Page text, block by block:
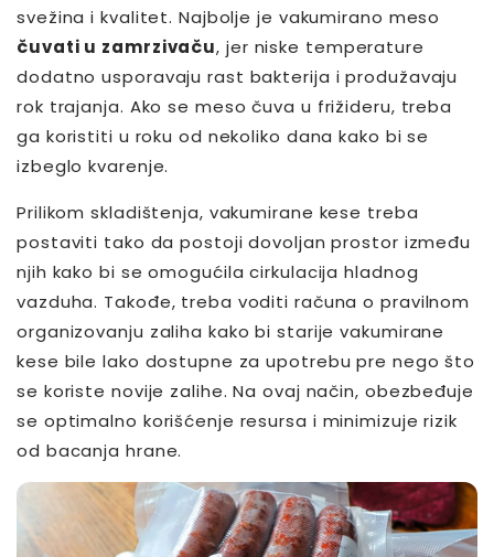
svežina i kvalitet. Najbolje je vakumirano meso
čuvati u zamrzivaču, jer niske temperature
dodatno usporavaju rast bakterija i produžavaju
rok trajanja. Ako se meso čuva u frižideru, treba
ga koristiti u roku od nekoliko dana kako bi se
izbeglo kvarenje.
Prilikom skladištenja, vakumirane kese treba
postaviti tako da postoji dovoljan prostor između
njih kako bi se omogućila cirkulacija hladnog
vazduha. Takođe, treba voditi računa o pravilnom
organizovanju zaliha kako bi starije vakumirane
kese bile lako dostupne za upotrebu pre nego što
se koriste novije zalihe. Na ovaj način, obezbeđuje
se optimalno korišćenje resursa i minimizuje rizik
od bacanja hrane.